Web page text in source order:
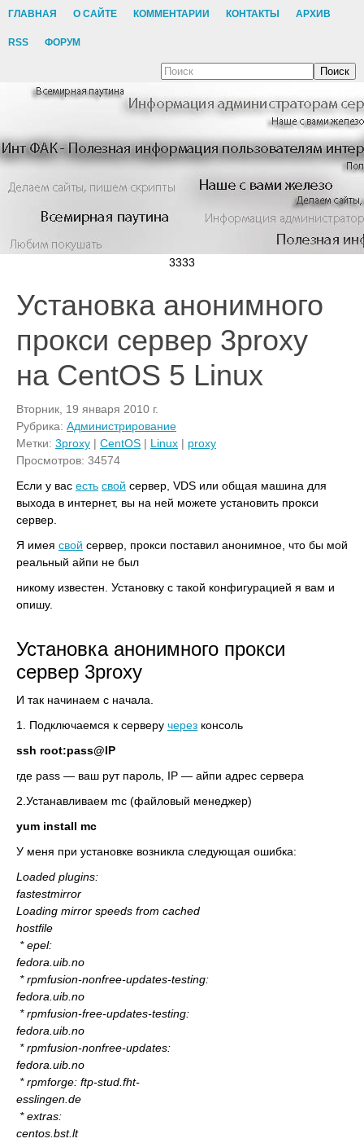
ГЛАВНАЯ О САЙТЕ КОММЕНТАРИИ КОНТАКТЫ АРХИВ
RSS ФОРУМ
Поиск
3333
Установка анонимного
прокси сервер 3proxy
на CentOS 5 Linux
Вторник, 19 января 2010 г.
Рубрика: Администрирование
Метки: 3proxy | CentOS | Linux | proxy
Просмотров: 34574
Если у вас есть свой сервер, VDS или общая машина для
выхода в интернет, вы на ней можете установить прокси
сервер.
Я имея свой сервер, прокси поставил анонимное, что бы мой
реальный айпи не был
никому известен. Установку с такой конфигурацией я вам и
опишу.
Установка анонимного прокси
сервер 3proxy
И так начинаем с начала.
1. Подключаемся к серверу через консоль
ssh root:pass@IP
где pass — ваш рут пароль, IP — айпи адрес сервера
2.Устанавливаем mc (файловый менеджер)
yum install mc
У меня при установке возникла следующая ошибка:
Loaded plugins:
fastestmirror
Loading mirror speeds from cached
hostfile
* epel:
fedora.uib.no
* rpmfusion-nonfree-updates-testing:
fedora.uib.no
* rpmfusion-free-updates-testing:
fedora.uib.no
* rpmfusion-nonfree-updates:
fedora.uib.no
* rpmforge: ftp-stud.fht-
esslingen.de
* extras:
centos.bst.lt